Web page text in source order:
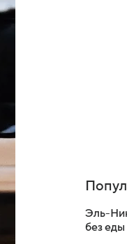
Эль-
без еды